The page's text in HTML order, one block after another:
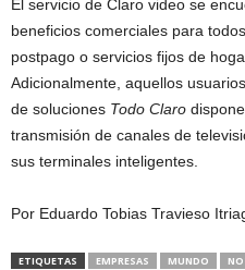
El servicio de Claro video se
beneficios comerciales para
postpago o servicios fijos de
Adicionalmente, aquellos
de soluciones Todo Claro
transmisión de canales de
sus terminales inteligentes.
Por Eduardo Tobias Travieso
ETIQUETAS EMPRESAS MUNDO